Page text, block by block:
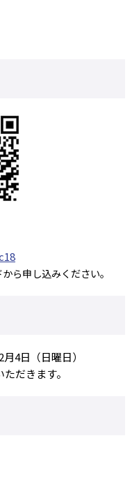
ら申し込みください。
4日（日曜日）
だきます。